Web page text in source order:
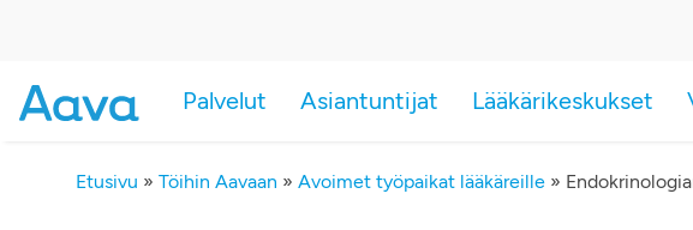
Palvelut Asiantuntijat Lääkärikeskukset
Etusivu » Töihin Aavaan » Avoimet työpaikat lääkäreille »